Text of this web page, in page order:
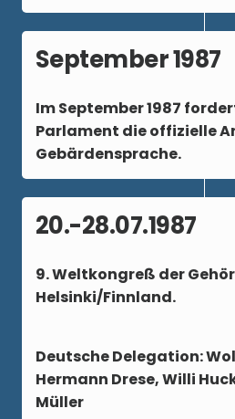
September 1987
ImSeptember 1987
Parlament die offizielle
Gebärdensprache.
20.-28.07.1987
9. Weltkongreß der
Helsinki/Finnland.
Deutsche Delegation:
Hermann Drese, Willi
Müller